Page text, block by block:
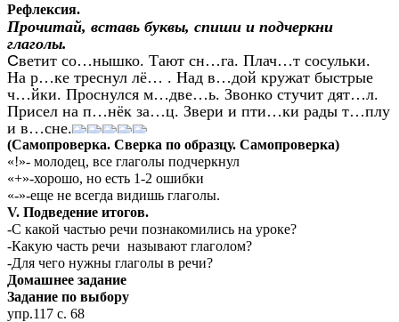
Рефлексия.
Прочитай, вставь буквы, спиши и подчеркни
глаголы.
Светит со…нышко. Тают сн…га. Плач…т сосульки.
На р…ке треснул лё… . Над в…дой кружат быстрые
ч…йки. Проснулся м…две…ь. Звонко стучит дят…л.
Присел на п…нёк за…ц. Звери и пти…ки рады т…плу
и в…сне.
(Самопроверка. Сверка по образцу. Самопроверка)
«!»- молодец, все глаголы подчеркнул
«+»-хорошо, но есть 1-2 ошибки
«-»-еще не всегда видишь глаголы.
V. Подведение итогов.
-С какой частью речи познакомились на уроке?
-Какую часть речи называют глаголом?
-Для чего нужны глаголы в речи?
Домашнее задание
Задание по выбору
упр.117 с. 68